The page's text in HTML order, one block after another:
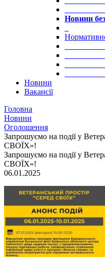
Новини
Новини
Вакансії
Головна
Новини
Оголошення
Запрошуємо на події у
СВОЇХ»!
Запрошуємо на події у
СВОЇХ»!
06.01.2025